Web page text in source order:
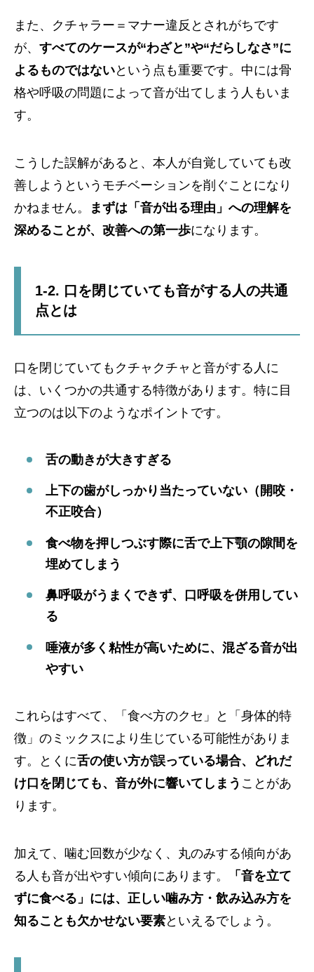
また、クチャラー＝マナー違反とされがちです
が、 すべてのケースが“わざと”や“だらしなさ”に
よるものではないという点も重要です。中には骨
格や呼吸の問題によって音が出てしまう人もいま
す。
こうした誤解があると、本人が自覚していても改
善しようというモチベーションを削ぐことになり
かねません。
まずは「音が出る理由」への理解を
深めることが、改善への第一歩になります。
1-2. 口を閉じていても音がする人の共通
点とは
口を閉じていてもクチャクチャと音がする人に
は、いくつかの共通する特徴があります。特に目
立つのは以下のようなポイントです。
舌の動きが大きすぎる
上下の歯がしっかり当たっていない（開咬・
不正咬合）
食べ物を押しつぶす際に舌で上下顎の隙間を
埋めてしまう
鼻呼吸がうまくできず、口呼吸を併用してい
る
唾液が多く粘性が高いために、混ざる音が出
やすい
これらはすべて、「食べ方のクセ」と「身体的特
徴」のミックスにより生じている可能性がありま
す。とくに舌の使い方が誤っている場合、どれだ
け口を閉じても、音が外に響いてしまう ことがあ
ります。
加えて、噛む回数が少なく、丸のみする傾向があ
る人も音が出やすい傾向にあります。
「音を立て
ずに食べる」には、正しい噛み方・飲み込み方を
知ることも欠かせない要素といえるでしょう。